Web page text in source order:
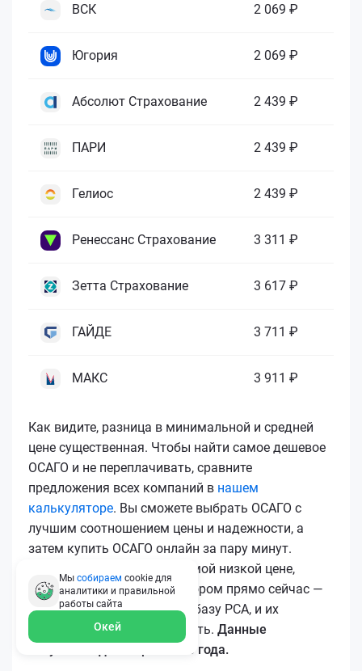
ВСК 2 069 ₽
Югория 2 069 ₽
Абсолют Страхование 2 439 ₽
ПАРИ 2 439 ₽
Гелиос 2 439 ₽
Ренессанс Страхование 3 311 ₽
Зетта Страхование 3 617 ₽
ГАЙДЕ 3 711 ₽
МАКС 3 911 ₽
Как видите, разница в минимальной и средней
цене существенная. Чтобы найти самое дешевое
ОСАГО и не переплачивать, сравните
предложения всех компаний в нашем
калькуляторе. Вы сможете выбрать ОСАГО с
лучшим соотношением цены и надежности, а
затем купить ОСАГО онлайн за пару минут.
Чтобы купить ОСАГО по самой низкой цене,
воспользуйтесь калькулятором прямо сейчас —
все полисы загружаются в базу РСА, и их
подлинность легко проверить. Данные
актуальны для марта 2026 года.
Мы собираем cookie для
аналитики и правильной
работы сайта
Окей